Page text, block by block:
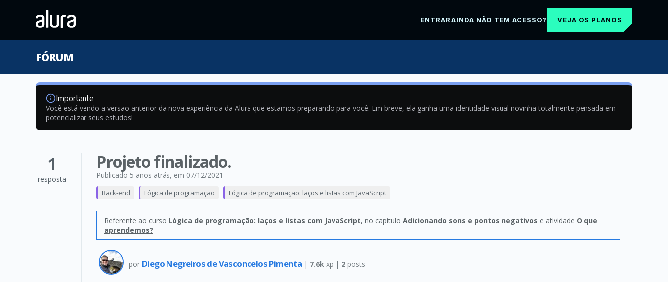
ENTRARAINDA NÃO TEM ACESSO? VEJA OS PLANOS
FÓRUM
Importante
Você está vendo a versão anterior da nova experiência da Alura que estamos preparando para você. Em breve, ela ganha uma identidade visual novinha totalmente pensada em
potencializar seus estudos!
1
resposta
Projeto finalizado.
Publicado 5 anos atrás, em 07/12/2021
Back-end Lógica de programação Lógica de programação: laços e listas com JavaScript
Referente ao curso Lógica de programação: laços e listas com JavaScript, no capítulo Adicionando sons e pontos negativos e atividade O que
aprendemos?
por Diego Negreiros de Vasconcelos Pimenta | 7.6k xp | 2posts